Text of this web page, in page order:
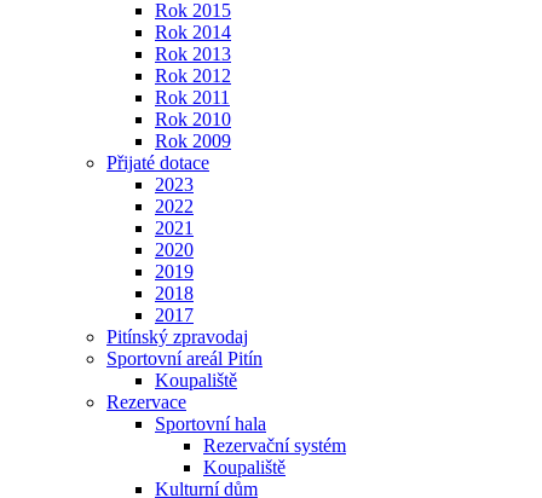
Rok 2015
Rok 2014
Rok 2013
Rok 2012
Rok 2011
Rok 2010
Rok 2009
Přijaté dotace
2023
2022
2021
2020
2019
2018
2017
Pitínský zpravodaj
Sportovní areál Pitín
Koupaliště
Rezervace
Sportovní hala
Rezervační systém
Koupaliště
Kulturní dům